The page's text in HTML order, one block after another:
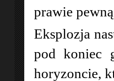
prawie
Eksplozja
pod koniec
horyzoncie,